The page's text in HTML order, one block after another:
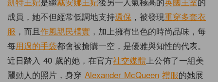
成員，她不但經常低調地支持環保 ，被發現重穿多套衣
服 ，而且作風親民樸實 ，加上擁有出色的時尚品味，每
每用過的手袋都會被搶購一空，是優雅與知性的代表。
近日踏入 40 歲的她，在官方社交媒體 上公佈了一組美
麗動人的照片，身穿 Alexander McQueen 禮服的她展